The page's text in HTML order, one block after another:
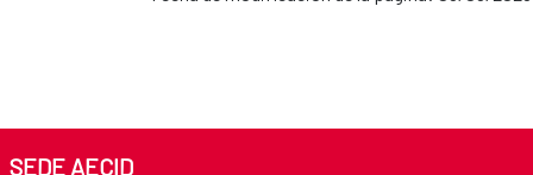
SEDE AECID